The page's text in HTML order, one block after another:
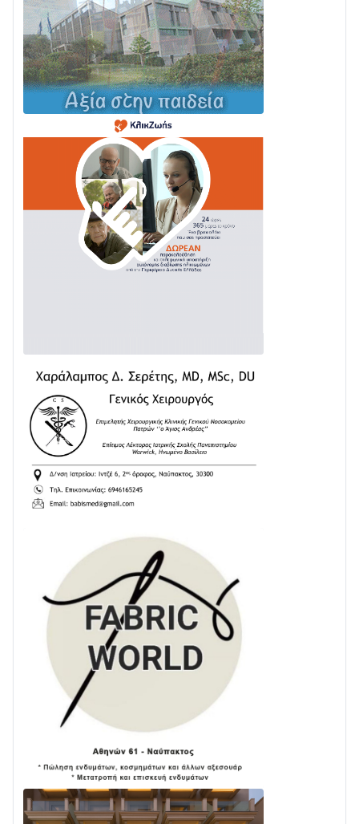
04/08 • 19:47
Σε τροχιά υλοποίησης η Παράκαμψη του Κέντρου
της Ναυπάκτου
04/08 • 12:08
Σε φουλ ρυθμούς το τμήμα Βόνιτσα – Άγιος Νικόλαος
| Αυτοψία Καββαδά
Με Αρχιερατική Λαμπρότητα η Πανήγυρη της
Μεταμορφώσεως του Σωτήρος στο Γολέμι
03/08 • 07:45
Ενισχύεται η Πολιτική Προστασία στο Δήμο Αγρινίου
με δύο νέα υδροφόρα οχήματα
02/08 • 18:26
Διαβάστε την «Ναυπακτία» που κυκλοφορεί
24/07 • 11:31